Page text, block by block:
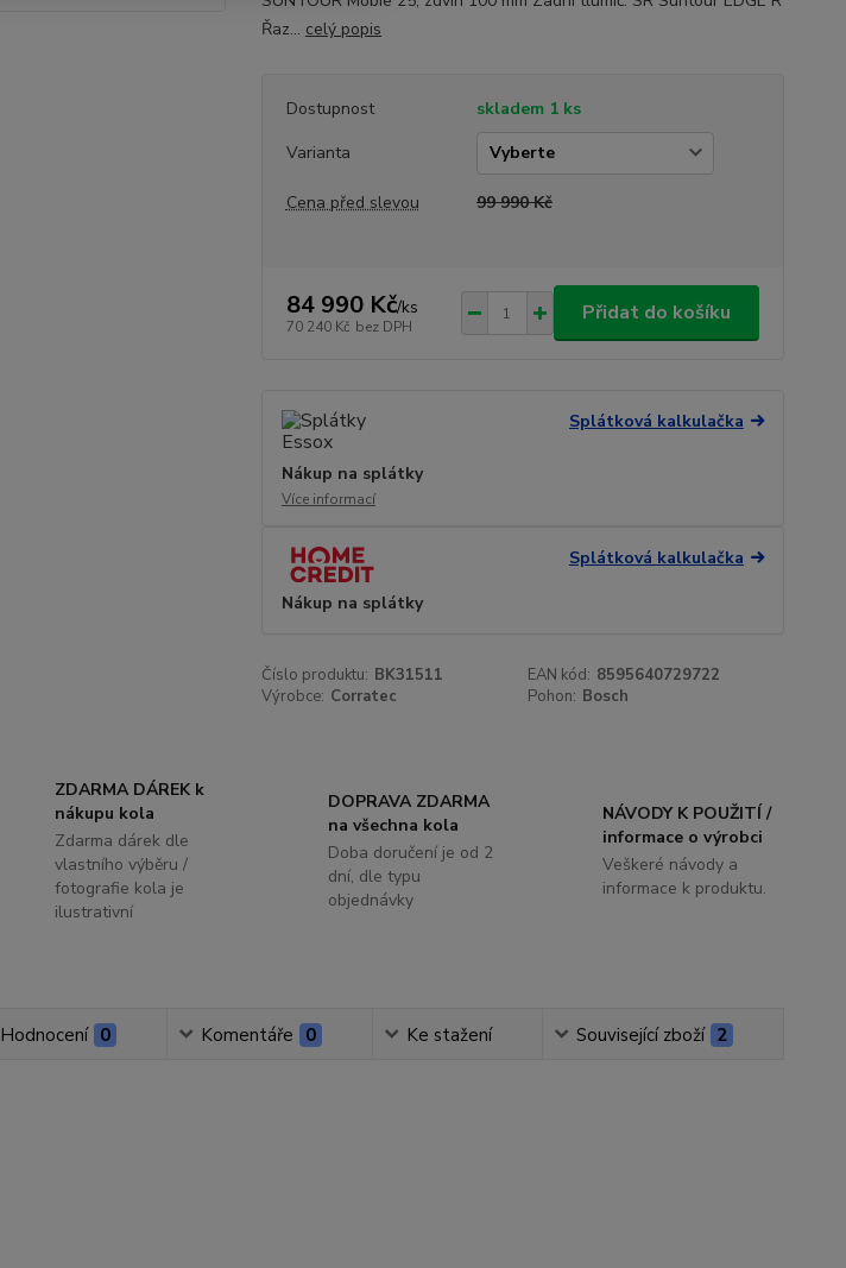
Řaz... celý popis
Dostupnost
skladem 1 ks
Varianta
Cena před slevou 99 990 Kč
84 990 Kč/ks
70 240 Kč bez DPH
Přidat do košíku
Splátková kalkulačka
Nákup na splátky
Více informací
Splátková kalkulačka
Nákup na splátky
Číslo produktu: BK31511 EAN kód: 8595640729722
Výrobce: Corratec Pohon: Bosch
ZDARMA DÁREK k
nákupu kola
Zdarma dárek dle
vlastního výběru /
fotografie kola je
ilustrativní
DOPRAVA ZDARMA
na všechna kola
Doba doručení je od 2
dní, dle typu
objednávky
NÁVODY K POUŽITÍ /
informace o výrobci
Veškeré návody a
informace k produktu.
Hodnocení 0 Komentáře 0 Ke stažení Související zboží 2